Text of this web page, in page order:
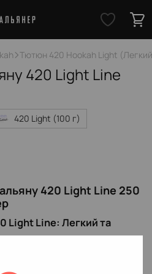
Тютюн 420 Hookah Light
420 Light Line
420 Light (100 г)
420 Light Line 250
Light Line: Легкий та